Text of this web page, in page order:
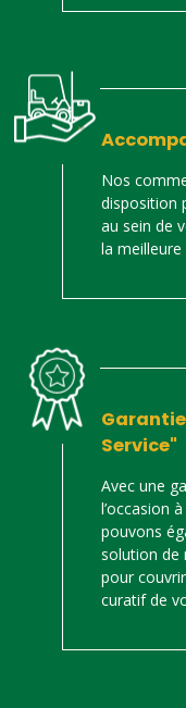
Nos
disposition
au sein de
la
Service"
Avec une
l’occasion
pouvons
solution de
pour
curatif de